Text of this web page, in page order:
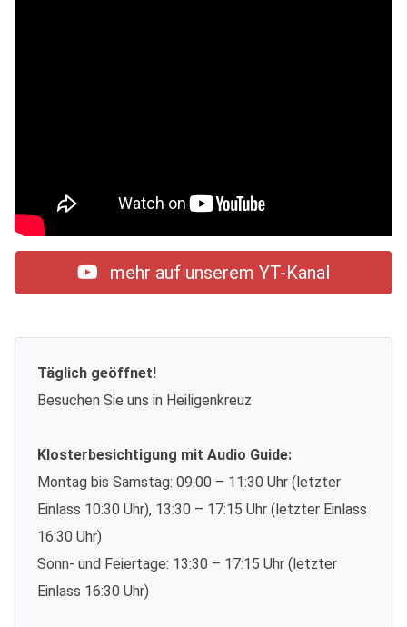
mehr auf unserem YT-Kanal
Täglich geöffnet!
Besuchen Sie uns in Heiligenkreuz
Klosterbesichtigung mit Audio Guide:
Montag bis Samstag: 09:00 – 11:30 Uhr (letzter
Einlass 10:30 Uhr), 13:30 – 17:15 Uhr (letzter Einlass
16:30 Uhr)
Sonn- und Feiertage: 13:30 – 17:15 Uhr (letzter
Einlass 16:30 Uhr)